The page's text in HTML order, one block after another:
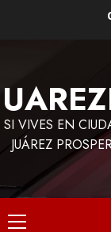
SI VIVES EN
JUÁREZ
Menú